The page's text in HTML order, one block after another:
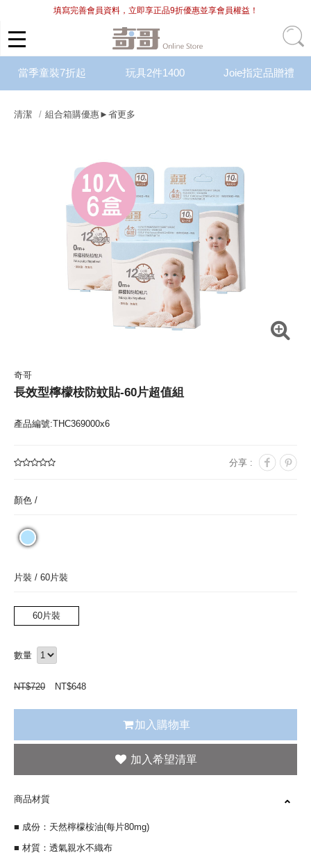
填寫完善會員資料，立即享正品9折優惠並享會員權益！
當季童裝7折起 玩具2件1400 Joie指定品贈禮
清潔 組合箱購優惠►省更多
奇哥
長效型檸檬桉防蚊貼-60片超值組
產品編號:THC369000x6
分享 :
顏色 /
片裝 / 60片裝
60片裝
數量
NT$720 NT$648
加入購物車
商品材質
■ 成份：天然檸檬桉油(每片80mg)
■ 材質：透氣親水不織布